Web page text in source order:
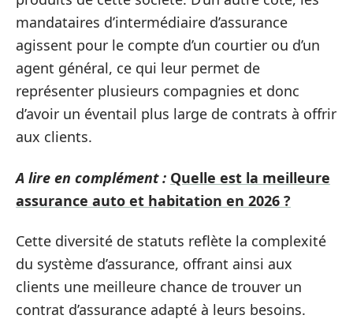
mandataires d’intermédiaire d’assurance
agissent pour le compte d’un courtier ou d’un
agent général, ce qui leur permet de
représenter plusieurs compagnies et donc
d’avoir un éventail plus large de contrats à offrir
aux clients.
A lire en complément : Quelle est la meilleure
assurance auto et habitation en 2026 ?
Cette diversité de statuts reflète la complexité
du système d’assurance, offrant ainsi aux
clients une meilleure chance de trouver un
contrat d’assurance adapté à leurs besoins.